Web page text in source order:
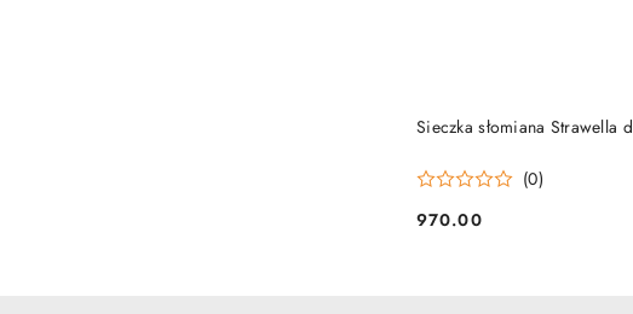
Sieczka słomiana Strawella
(0)
Cena:
970.00
PRODUKT